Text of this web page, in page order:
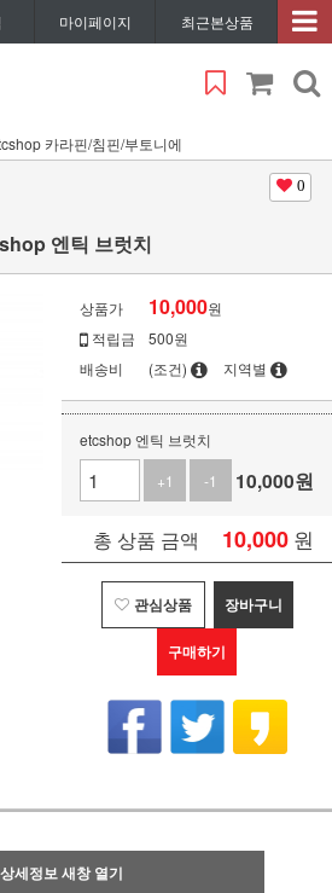
마이페이지 최근본상품
카라핀/침핀/부토니에
0
엔틱 브럿치
상품가 10,000원
적립금
500원
배송비
(조건) 지역별
etcshop 엔틱 브럿치
+1
-1 10,000원
총 상품 금액 10,000 원
관심상품 장바구니
구매하기
상세정보 새창 열기